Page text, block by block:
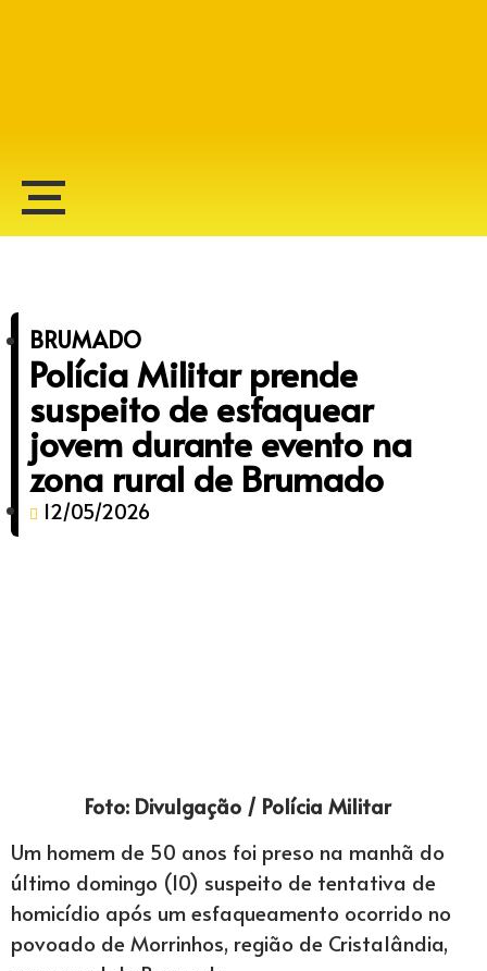
BRUMADO
Polícia Militar prende
suspeito de esfaquear
jovem durante evento na
zona rural de Brumado
12/05/2026
Foto: Divulgação / Polícia Militar
Um homem de 50 anos foi preso na manhã do
último domingo (10) suspeito de tentativa de
homicídio após um esfaqueamento ocorrido no
povoado de Morrinhos, região de Cristalândia,